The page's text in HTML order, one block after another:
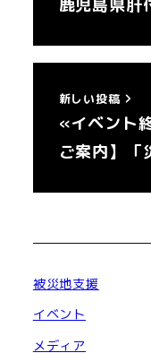
鹿児島県肝
新しい投稿
«イベント
ご案内】
被災地支援
イベント
メディア